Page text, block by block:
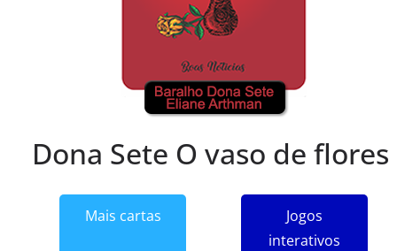
Dona Sete O vaso de flores
Mais cartas
Jogos
interativos